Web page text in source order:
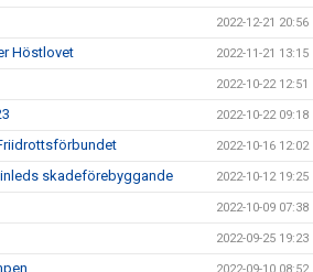
2022-12-21 20:56
Höstlovet 2022-11-21 13:15
2022-10-22 12:51
2022-10-22 09:18
2022-10-16 12:02
skadeförebyggande 2022-10-12 19:25
2022-10-09 07:38
2022-09-25 19:23